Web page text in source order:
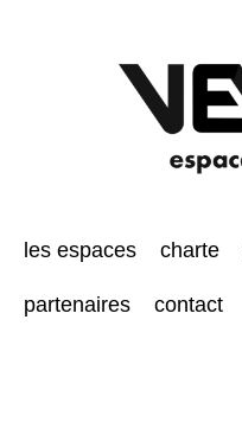
les espaces charte
partenaires contact